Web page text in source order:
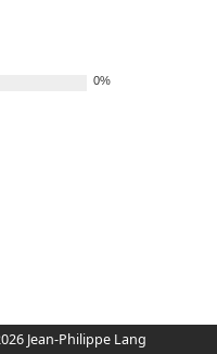
0%
Jean-Philippe Lang